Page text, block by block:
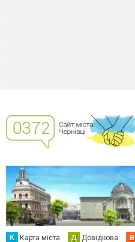
К Карта міста Д Довідкова В